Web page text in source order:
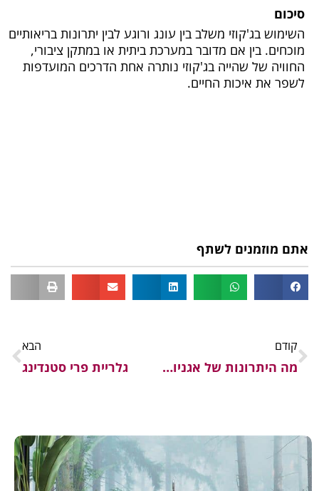
סיכום
השימוש בג'קוזי משלב בין עונג ורוגע לבין יתרונות בריאותיים
מוכחים. בין אם מדובר במערכת ביתית או במתקן ציבורי,
החוויה של שהייה בג'קוזי נותרה אחת הדרכים המועדפות
לשפר את איכות החיים.
אתם מוזמנים לשתף
קודם
מה היתרונות של אגניות אקריליות
הבא
גלריית פרי סטנדינג